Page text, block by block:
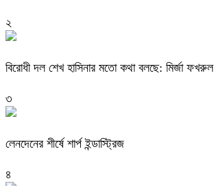
২
বিরোধী দল শেখ হাসিনার মতো কথা বলছে: মির্জা ফখরুল
৩
লেনদেনের শীর্ষে শার্প ইন্ডাস্ট্রিজ
৪